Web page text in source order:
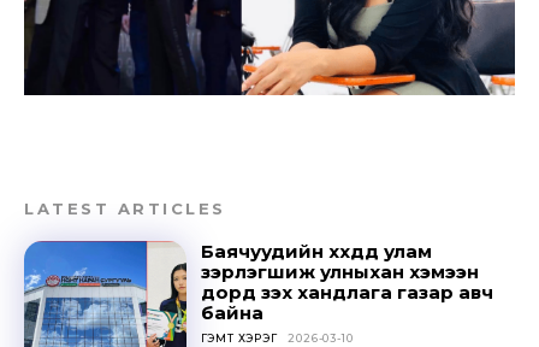
LATEST ARTICLES
Баячуудийн хүүхдүүд улам
зэрлэгшиж улныхан хэмээн
дорд үзэх хандлага газар авч
байна
ГЭМТ ХЭРЭГ 2026-03-10